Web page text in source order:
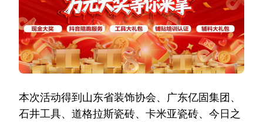
本次活动得到山东省装饰协会、广东亿固集团、
石井工具、道格拉斯瓷砖、卡米亚瓷砖、今日之